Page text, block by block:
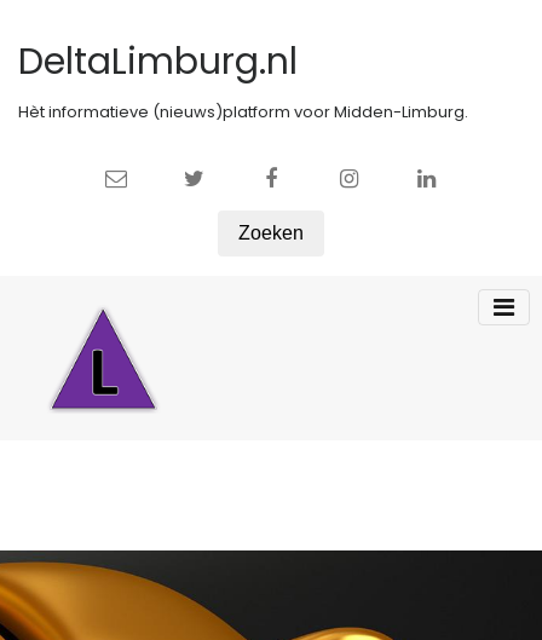
DeltaLimburg.nl
Hèt informatieve (nieuws)platform voor Midden-Limburg.
Zoeken